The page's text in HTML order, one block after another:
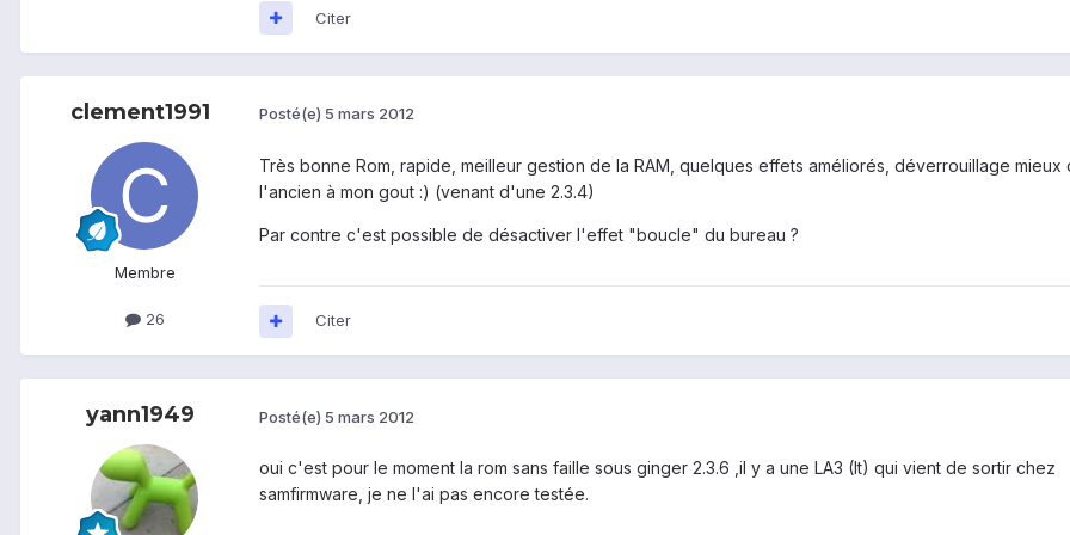
Citer
clement1991
Membre
26
Posté(e) 5 mars 2012
Très bonne Rom, rapide, meilleur gestion de la RAM, quelques effets améliorés, déverrouillage mieux
l'ancien à mon gout :) (venant d'une 2.3.4)
Par contre c'est possible de désactiver l'effet "boucle" du bureau ?
Citer
yann1949 Posté(e) 5 mars 2012
oui c'est pour le moment la rom sans faille sous ginger 2.3.6 ,il y a une LA3 (It) qui vient de sortir chez
samfirmware, je ne l'ai pas encore testée.